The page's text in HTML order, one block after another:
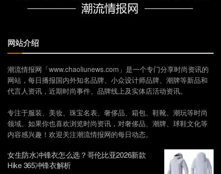
网站介绍
潮流情报网「www.chaoliunews.com」是一个专门分享时尚资讯的
网站，每日播报国内外知名品牌、小众设计师品牌、潮牌等新品和
代言人资讯，近期时尚事件、品牌线上及实体店活动资讯。
专注于服装、美妆、珠宝名表、奢侈品、箱包、鞋靴、潮玩等时尚
领域。如果你也喜欢浏览时尚资讯，对奢侈品、潮牌、球鞋文化等
内容感兴趣！欢迎关注潮流情报网的每日动态。
女生防水冲锋衣怎么选？哥伦比亚2026新款
Hike 365冲锋衣解析